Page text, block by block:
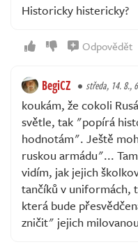
Historicky histericky?
Odpovědět
BegiCZ středa, 14. 8.,
koukám, že cokoli
světle, tak "popírá
hodnotám". Ještě
ruskou armádu"...
vidím, jak jejich
tančíků v uniformách,
která bude
zničit" jejich